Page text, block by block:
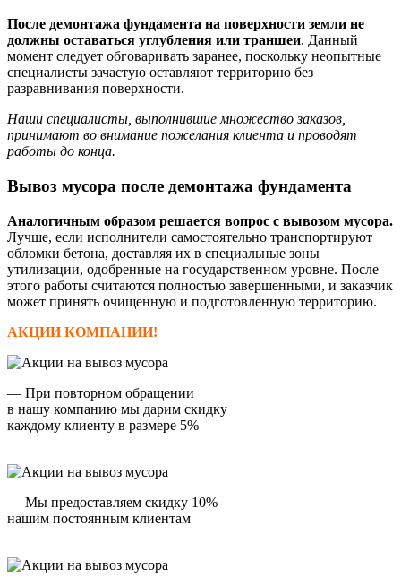
После демонтажа фундамента на поверхности земли не
должны оставаться углубления или траншеи. Данный
момент следует обговаривать заранее, поскольку неопытные
специалисты зачастую оставляют территорию без
разравнивания поверхности.
Наши специалисты, выполнившие множество заказов,
принимают во внимание пожелания клиента и проводят
работы до конца.
Вывоз мусора после демонтажа фундамента
Аналогичным образом решается вопрос с вывозом мусора.
Лучше, если исполнители самостоятельно транспортируют
обломки бетона, доставляя их в специальные зоны
утилизации, одобренные на государственном уровне. После
этого работы считаются полностью завершенными, и заказчик
может принять очищенную и подготовленную территорию.
АКЦИИ КОМПАНИИ!
— При повторном обращении
в нашу компанию мы дарим скидку
каждому клиенту в размере 5%
— Мы предоставляем скидку 10%
нашим постоянным клиентам